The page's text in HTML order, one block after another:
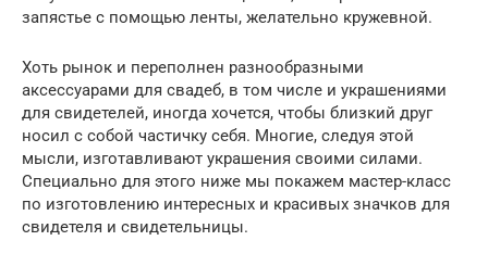
запястье с помощью ленты, желательно кружевной.
Хоть рынок и переполнен разнообразными
аксессуарами для свадеб, в том числе и украшениями
для свидетелей, иногда хочется, чтобы близкий друг
носил с собой частичку себя. Многие, следуя этой
мысли, изготавливают украшения своими силами.
Специально для этого ниже мы покажем мастер-класс
по изготовлению интересных и красивых значков для
свидетеля и свидетельницы.